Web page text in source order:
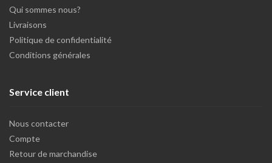
Qui sommes nous?
Livraisons
Politique de confidentialité
Conditions générales
Service client
Nous contacter
Compte
Retour de marchandise